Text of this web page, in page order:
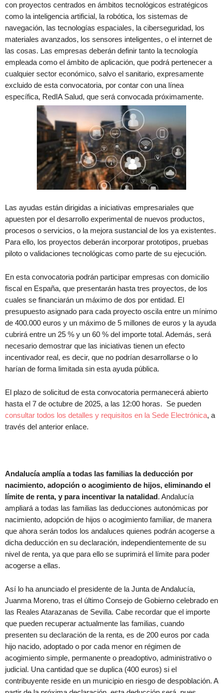
con proyectos centrados en ámbitos tecnológicos estratégicos
como la inteligencia artificial, la robótica, los sistemas de
navegación, las tecnologías espaciales, la ciberseguridad, los
materiales avanzados, los sensores inteligentes, o el internet de
las cosas. Las empresas deberán definir tanto la tecnología
empleada como el ámbito de aplicación, que podrá pertenecer a
cualquier sector económico, salvo el sanitario, expresamente
excluido de esta convocatoria, por contar con una línea
específica, RedIA Salud, que será convocada próximamente.
Las ayudas están dirigidas a iniciativas empresariales que
apuesten por el desarrollo experimental de nuevos productos,
procesos o servicios, o la mejora sustancial de los ya existentes.
Para ello, los proyectos deberán incorporar prototipos, pruebas
piloto o validaciones tecnológicas como parte de su ejecución.
En esta convocatoria podrán participar empresas con domicilio
fiscal en España, que presentarán hasta tres proyectos, de los
cuales se financiarán un máximo de dos por entidad. El
presupuesto asignado para cada proyecto oscila entre un mínimo
de 400.000 euros y un máximo de 5 millones de euros y la ayuda
cubrirá entre un 25 % y un 60 % del importe total. Además, será
necesario demostrar que las iniciativas tienen un efecto
incentivador real, es decir, que no podrían desarrollarse o lo
harían de forma limitada sin esta ayuda pública.
El plazo de solicitud de esta convocatoria permanecerá abierto
hasta el 7 de octubre de 2025, a las 12:00 horas. Se pueden
consultar todos los detalles y requisitos en la Sede Electrónica, a
través del anterior enlace.
Andalucía amplía a todas las familias la deducción por
nacimiento, adopción o acogimiento de hijos, eliminando el
límite de renta, y para incentivar la natalidad. Andalucía
ampliará a todas las familias las deducciones autonómicas por
nacimiento, adopción de hijos o acogimiento familiar, de manera
que ahora serán todos los andaluces quienes podrán acogerse a
dicha deducción en su declaración, independientemente de su
nivel de renta, ya que para ello se suprimirá el límite para poder
acogerse a ellas.
Así lo ha anunciado el presidente de la Junta de Andalucía,
Juanma Moreno, tras el último Consejo de Gobierno celebrado en
las Reales Atarazanas de Sevilla. Cabe recordar que el importe
que pueden recuperar actualmente las familias, cuando
presenten su declaración de la renta, es de 200 euros por cada
hijo nacido, adoptado o por cada menor en régimen de
acogimiento simple, permanente o preadoptivo, administrativo o
judicial. Una cantidad que se duplica (400 euros) si el
contribuyente reside en un municipio en riesgo de despoblación. A